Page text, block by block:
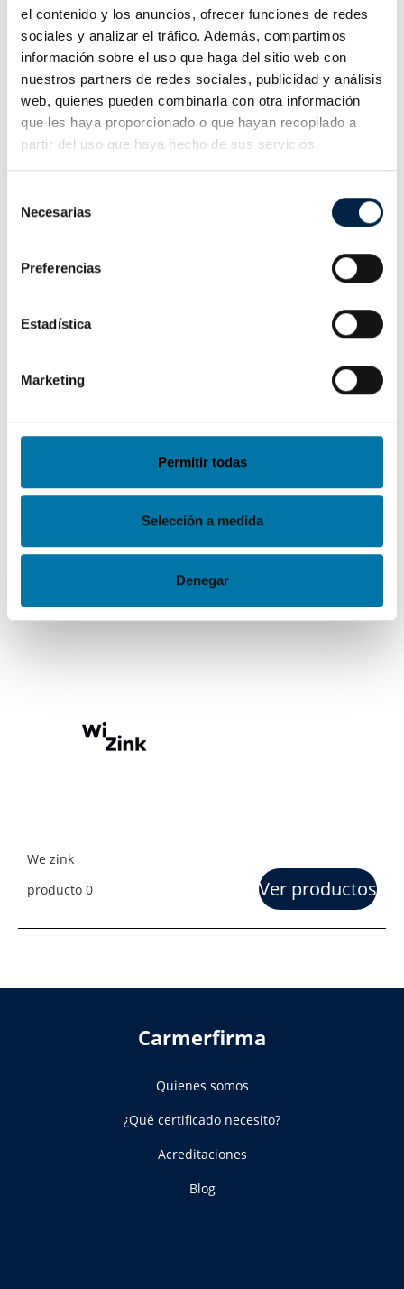
el contenido y los anuncios, ofrecer funciones de redes
sociales y analizar el tráfico. Además, compartimos
información sobre el uso que haga del sitio web con
nuestros partners de redes sociales, publicidad y análisis
web, quienes pueden combinarla con otra información
que les haya proporcionado o que hayan recopilado a
partir del uso que haya hecho de sus servicios.
Necesarias
Preferencias
Estadística
Marketing
Permitir todas
Selección a medida
Denegar
Ing
Ver productos
Ver productos
We zink
producto 0
Ver productos
Carmerfirma
Quienes somos
¿Qué certificado necesito?
Acreditaciones
Blog